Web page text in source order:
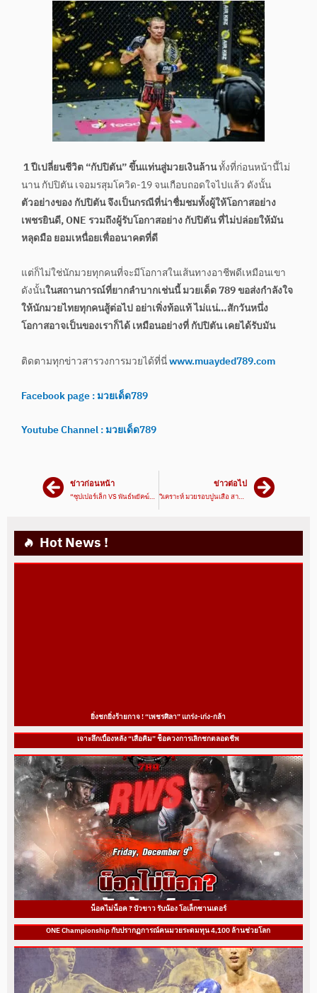
1 ปีเปลี่ยนชีวิต “กัปปิตัน” ขึ้นแท่นสู่มวยเงินล้านทั้งที่ก่อนหน้านี้ไม่
นาน กัปปิตัน เจอมรสุมโควิด-19 จนเกือบถอดใจไปแล้ว ดังนั้น
ตัวอย่างของ กัปปิตัน จึงเป็นกรณีที่น่าชื่มชมทั้งผู้ให้โอกาสอย่าง
เพชรยินดี, ONE รวมถึงผู้รับโอกาสอย่าง กัปปิตัน ที่ไม่ปล่อยให้มัน
หลุดมือ ยอมเหนื่อยเพื่ออนาคตที่ดี
แต่ก็ไม่ใช่นักมวยทุกคนที่จะมีโอกาสในเส้นทางอาชีพดีเหมือนเขา
ดังนั้นในสถานการณ์ที่ยากลำบากเช่นนี้ มวยเด็ด 789 ขอส่งกำลังใจ
ให้นักมวยไทยทุกคนสู้ต่อไป อย่าเพิ่งท้อแท้ ไม่แน่…สักวันหนึ่ง
โอกาสอาจเป็นของเราก็ได้ เหมือนอย่างที่ กัปปิตัน เคยได้รับมัน
ติดตามทุกข่าวสารวงการมวยได้ที่นี่www.muayded789.com
Facebook page : มวยเด็ด789
Youtube Channel : มวยเด็ด789
ข่าวก่อนหน้า
“ซุปเปอร์เล็ก VS พันธ์พยัคฆ์” 7 ภาคไม่พอ
ข่าวต่อไป
วิเคราะห์ มวยรอบปูนเสือ สาย A “เหนือธรณี” นอนมา
Hot News !
ยิ่งชกยิ่งร้ายกาจ ! “เพชรศิลา” แกร่ง-เก่ง-กล้า
เจาะลึกเบื้องหลัง “เสือคิม” ช็อควงการเลิกชกตลอดชีพ
น็อคไม่น็อค ? บัวขาว รับน้อง โอเล็กซานเดอร์
ONE Championship กับปรากฏการณ์คนมวยระดมทุน 4,100 ล้านช่วยโลก